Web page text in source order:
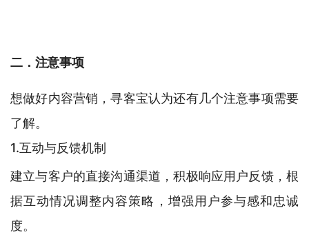
二．注意事项
想做好内容营销，寻客宝认为还有几个注意事项需要
了解。
1.互动与反馈机制
建立与客户的直接沟通渠道，积极响应用户反馈，根
据互动情况调整内容策略，增强用户参与感和忠诚
度。